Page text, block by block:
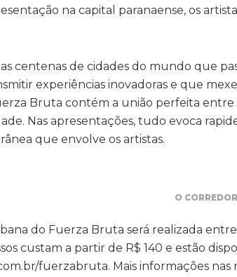
na capital paranaense, os
centenas de cidades do mundo que
experiências inovadoras e que
Bruta contém a união perfeita entre
Nas apresentações, tudo evoca
que envolve os artistas.
O CORREDOR
do Fuerza Bruta será realizada
custam a partir de R$ 140 e estão
fuerzabruta. Mais informações nas